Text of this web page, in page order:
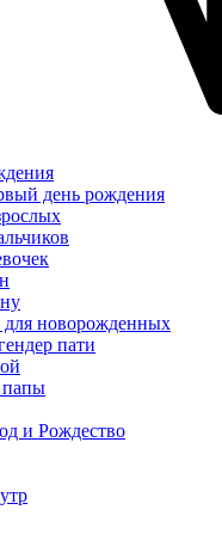
день рождения
новорожденных
пати
папы
и Рождество